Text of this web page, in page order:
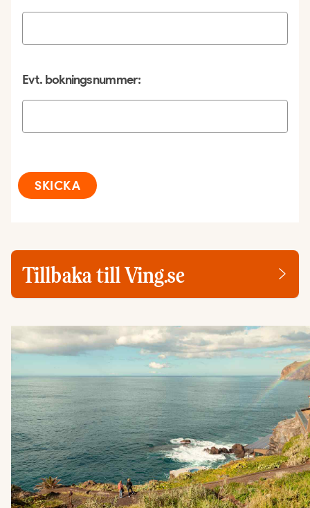
Evt. bokningsnummer:
SKICKA
Tillbaka till Ving.se